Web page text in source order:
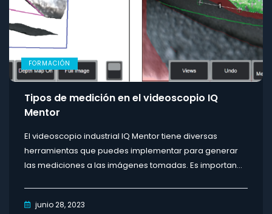
FORMACIÓN
Tipos de medición en el videoscopio IQ
Mentor
El videoscopio industrial IQ Mentor tiene diversas
herramientas que puedes implementar para generar
las mediciones a las imágenes tomadas. Es importan...
junio 28, 2023